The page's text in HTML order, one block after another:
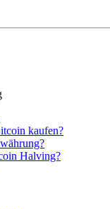
kaufen?
Halving?